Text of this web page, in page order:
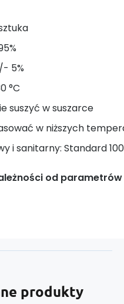
5%
°C
suszyć w suszarce
w niższych
i sanitarny: Standard 100
od
produkty